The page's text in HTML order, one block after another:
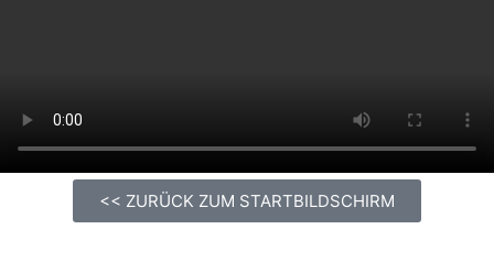
<< ZURÜCK ZUM STARTBILDSCHIRM